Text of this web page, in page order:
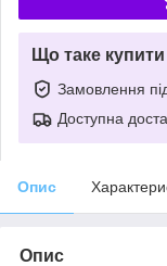
Що таке
Замовлення
Доступна
Опис
Опис